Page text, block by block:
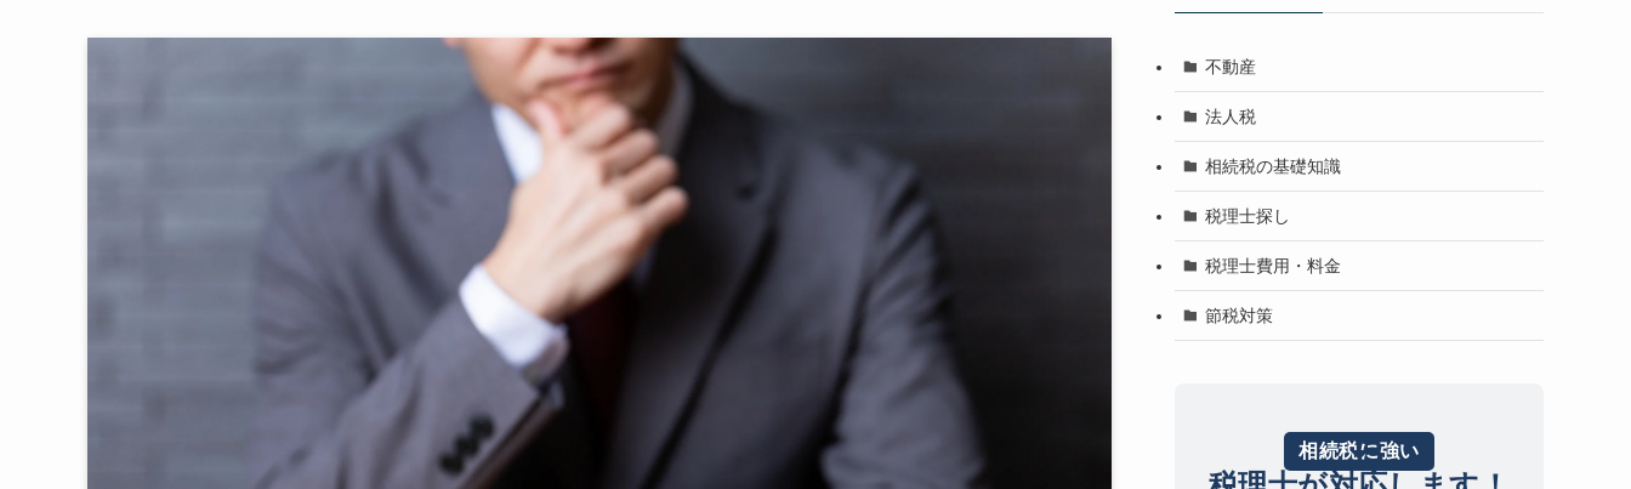
不動産
法人税
相続税の基礎知識
税理士探し
税理士費用・料金
節税対策
相続税に強い
気づいた状況別・最初にやること
状況別の対応一覧表
期限前なら「訂正申告」でノーダメージ
未申告だった場合は期限後申告へ
税務署から連絡が来てしまった後の動き方
申告漏れのペナルティ｜4種類の税率一覧
過少申告加算税｜自主対応ならゼロ
無申告加算税・重加算税
延滞税｜2026年は年2.8%・9.1%
加算税が重くなる加重ルール
自主対応と調査後の負担比較シミュレーション
前提条件と4つのパターン
試算結果｜自主対応と隠ぺいで約140万円の差